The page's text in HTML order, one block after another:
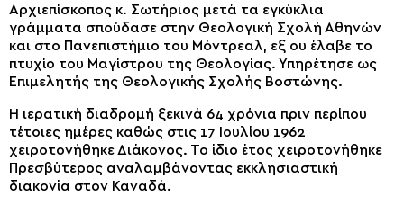
Αρχιεπίσκοπος κ. Σωτήριος μετά τα εγκύκλια
γράμματα σπούδασε στην Θεολογική Σχολή Αθηνών
και στο Πανεπιστήμιο του Μόντρεαλ, εξ ου έλαβε το
πτυχίο του Μαγίστρου της Θεολογίας. Υπηρέτησε ως
Επιμελητής της Θεολογικής Σχολής Βοστώνης.
Η ιερατική διαδρομή ξεκινά 64 χρόνια πριν περίπου
τέτοιες ημέρες καθώς στις 17 Ιουλίου 1962
χειροτονήθηκε Διάκονος. Το ίδιο έτος χειροτονήθηκε
Πρεσβύτερος αναλαμβάνοντας εκκλησιαστική
διακονία στον Καναδά.